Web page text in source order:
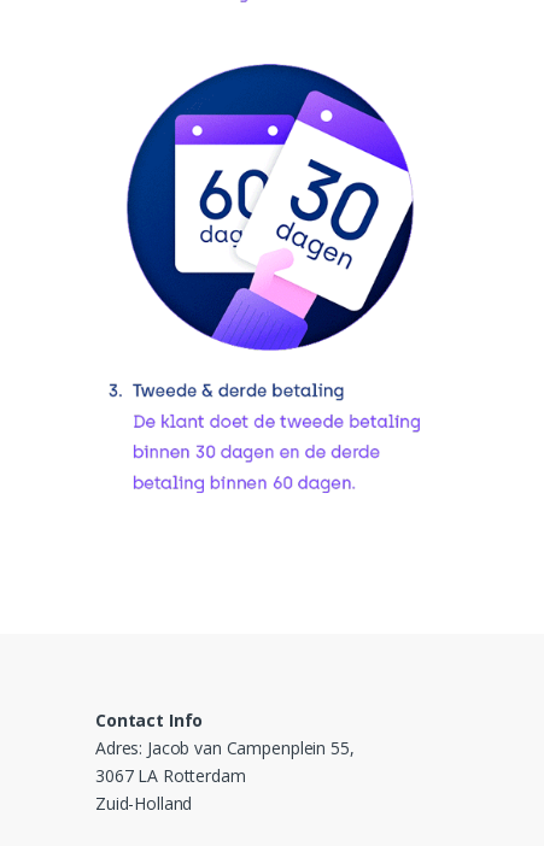
Contact Info
Adres: Jacob van Campenplein 55,
3067 LA Rotterdam
Zuid-Holland